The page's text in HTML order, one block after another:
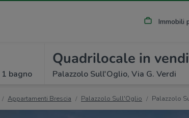
Immobili
1 bagno
Quadrilocale in
Palazzolo Sull'Oglio, Via G. Verdi
Appartamenti Brescia Palazzolo Sull'Oglio Palazzolo